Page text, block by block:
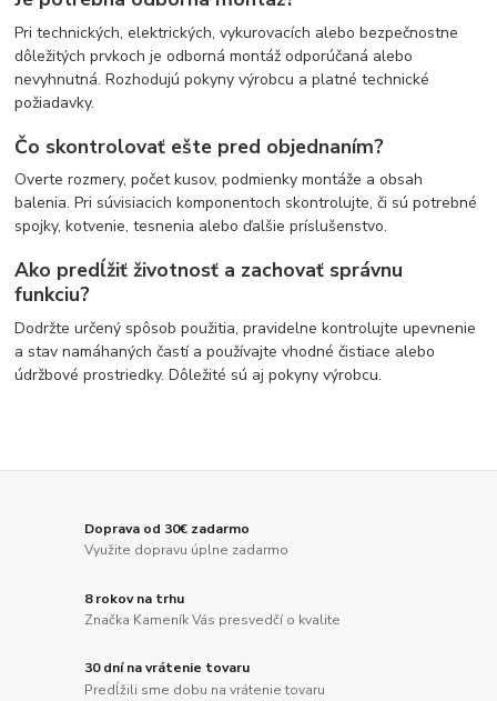
Pri technických, elektrických, vykurovacích alebo bezpečnostne
dôležitých prvkoch je odborná montáž odporúčaná alebo
nevyhnutná. Rozhodujú pokyny výrobcu a platné technické
požiadavky.
Čo skontrolovať ešte pred objednaním?
Overte rozmery, počet kusov, podmienky montáže a obsah
balenia. Pri súvisiacich komponentoch skontrolujte, či sú potrebné
spojky, kotvenie, tesnenia alebo ďalšie príslušenstvo.
Ako predĺžiť životnosť a zachovať správnu
funkciu?
Dodržte určený spôsob použitia, pravidelne kontrolujte upevnenie
a stav namáhaných častí a používajte vhodné čistiace alebo
údržbové prostriedky. Dôležité sú aj pokyny výrobcu.
Doprava od 30€ zadarmo
Využite dopravu úplne zadarmo
8 rokov na trhu
Značka Kameník Vás presvedčí o kvalite
30 dní na vrátenie tovaru
Predĺžili sme dobu na vrátenie tovaru